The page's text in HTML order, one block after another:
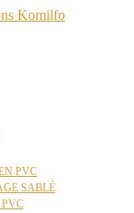
PVC
SABLÉ